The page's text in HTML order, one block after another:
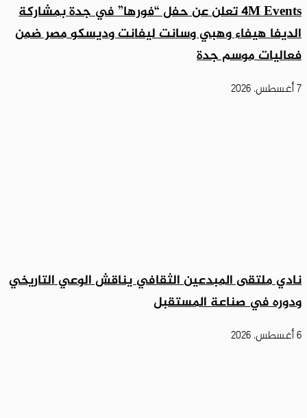
4M Events تعلن عن حفل “فورها” في جدة بمشاركة
الديفا هيفاء وهبي وسانت ليفانت وديسكو مصر ضمن
فعاليات موسم جدة
7 أغسطس، 2026
نادي ملتقى المبدعين الثقافي يناقش الوعي التاريخي
ودوره في صناعة المستقبل
6 أغسطس، 2026